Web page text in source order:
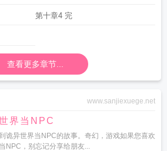
第十章4 完
查看更多章节...
www.sanjiexuege.net
界当NPC
诡异世界当NPC的故事。奇幻，游戏如果您喜欢
NPC，别忘记分享给朋友...